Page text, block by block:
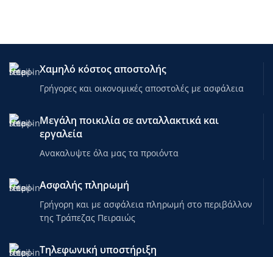
Χαμηλό κόστος αποστολής
Γρήγορες και οικονομικές αποστολές με ασφάλεια
Μεγάλη ποικιλία σε ανταλλακτικά και
εργαλεία
Ανακαλυψτε όλα μας τα προιόντα
Ασφαλής πληρωμή
Γρήγορη και με ασφάλεια πληρωμή στο περιβάλλον
της Τράπεζας Πειραιώς
Τηλεφωνική υποστήριξη